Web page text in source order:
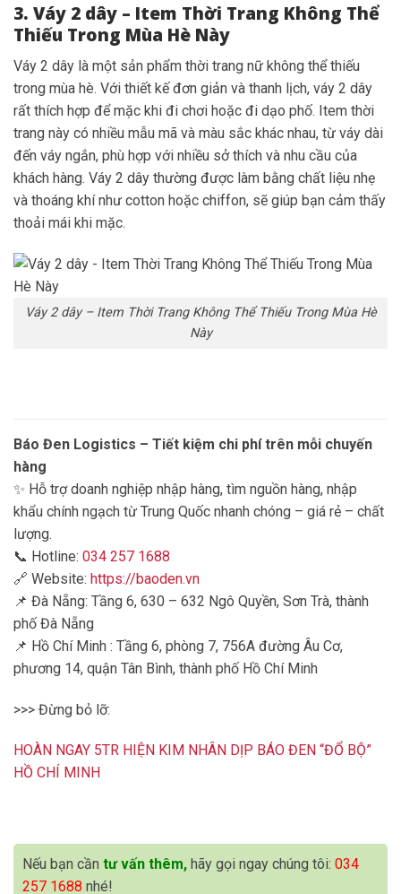
3. Váy 2 dây – Item Thời Trang Không Thể
Thiếu Trong Mùa Hè Này
Váy 2 dây là một sản phẩm thời trang nữ không thể thiếu
trong mùa hè. Với thiết kế đơn giản và thanh lịch, váy 2 dây
rất thích hợp để mặc khi đi chơi hoặc đi dạo phố. Item thời
trang này có nhiều mẫu mã và màu sắc khác nhau, từ váy dài
đến váy ngắn, phù hợp với nhiều sở thích và nhu cầu của
khách hàng. Váy 2 dây thường được làm bằng chất liệu nhẹ
và thoáng khí như cotton hoặc chiffon, sẽ giúp bạn cảm thấy
thoải mái khi mặc.
Váy 2 dây – Item Thời Trang Không Thể Thiếu Trong Mùa Hè
Này
Báo Đen Logistics – Tiết kiệm chi phí trên mỗi chuyến
hàng
✨ Hỗ trợ doanh nghiệp nhập hàng, tìm nguồn hàng, nhập
khẩu chính ngạch từ Trung Quốc nhanh chóng – giá rẻ – chất
lượng.
📞 Hotline: 034 257 1688
🔗 Website: https://baoden.vn
📌 Đà Nẵng: Tầng 6, 630 – 632 Ngô Quyền, Sơn Trà, thành
phố Đà Nẵng
📌 Hồ Chí Minh : Tầng 6, phòng 7, 756A đường Âu Cơ,
phương 14, quận Tân Bình, thành phố Hồ Chí Minh
>>> Đừng bỏ lỡ:
HOÀN NGAY 5TR HIỆN KIM NHÂN DỊP BÁO ĐEN “ĐỔ BỘ”
HỒ CHÍ MINH
Nếu bạn cần tư vấn thêm, hãy gọi ngay chúng tôi: 034
257 1688 nhé!